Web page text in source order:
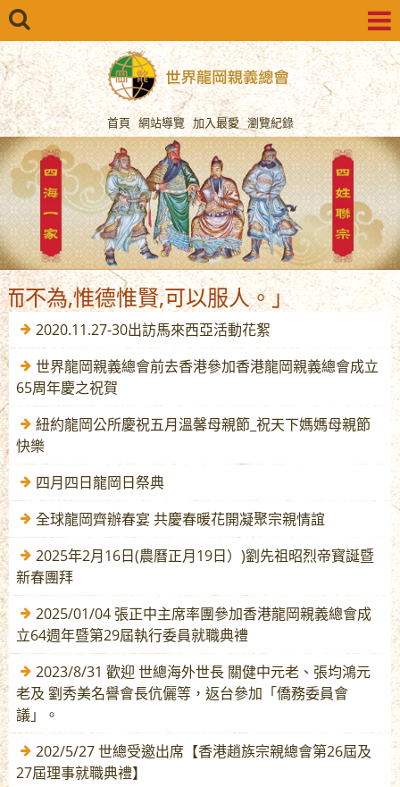
首頁 網站導覽 加入最愛 瀏覽紀錄
德惟賢,可以服人。」
2020.11.27-30出訪馬來西亞活動花絮
世界龍岡親義總會前去香港參加香港龍岡親義總會成立
65周年慶之祝賀
紐約龍岡公所慶祝五月溫馨母親節_祝天下媽媽母親節
快樂
四月四日龍岡日祭典
全球龍岡齊辦春宴 共慶春暖花開凝聚宗親情誼
2025年2月16日(農曆正月19日）)劉先祖昭烈帝寳誕暨
新春團拜
2025/01/04 張正中主席率團參加香港龍岡親義總會成
立64週年暨第29屆執行委員就職典禮
2023/8/31 歡迎 世總海外世長 關健中元老、張均鴻元
老及 劉秀美名譽會長伉儷等，返台參加「僑務委員會
議」。
202/5/27 世總受邀出席【香港趙族宗親總會第26屆及
27屆理事就職典禮】